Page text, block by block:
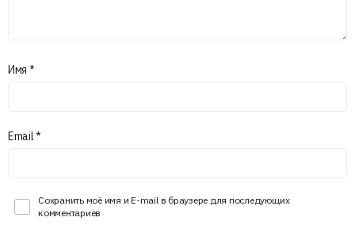
Имя *
Email*
Сохранить моё имя и E-mail в браузере для последующих
комментариев